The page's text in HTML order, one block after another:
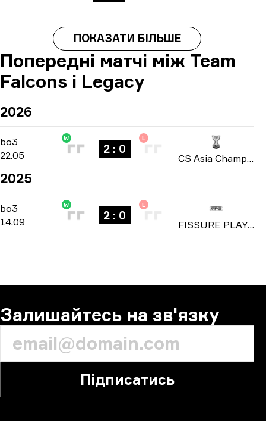
ПОКАЗАТИ БІЛЬШЕ
Попередні матчі між Team
Falcons і Legacy
2026
bo3 -bo3
22.05
W
2 : 0
L
CS Asia Championships 2026
2025
bo3 Group Stage
bo3
14.09
W
2 : 0
L
FISSURE PLAYGROUND: Season 2 2025
Залишайтесь на зв'язку
Підписатись